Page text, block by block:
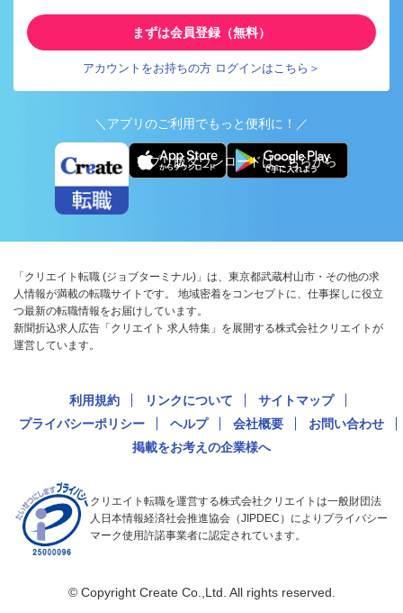
まずは会員登録（無料）
アカウントをお持ちの方 ログインはこちら＞
＼アプリのご利用でもっと便利に！／
アプリ版ダウンロードはこちらから
「クリエイト転職 (ジョブターミナル)」は、東京都武蔵村山市・その他の求
人情報が満載の転職サイトです。 地域密着をコンセプトに、仕事探しに役立
つ最新の転職情報をお届けしています。
新聞折込求人広告「クリエイト 求人特集」を展開する株式会社クリエイトが
運営しています。
利用規約 リンクについて
サイトマップ
プライバシーポリシー
ヘルプ 会社概要
お問い合わせ
掲載をお考えの企業様へ
クリエイト転職を運営する株式会社クリエイトは一般財団法
人日本情報経済社会推進協会（JIPDEC）によりプライバシー
マーク使用許諾事業者に認定されています。
© Copyright Create Co.,Ltd. All rights reserved.